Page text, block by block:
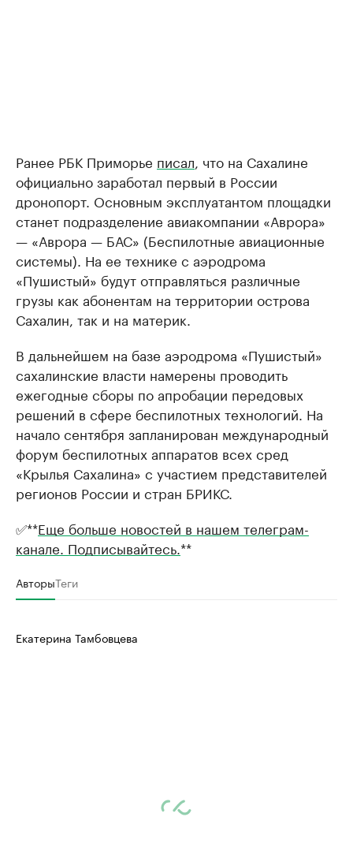
Ранее РБК Приморье писал , что на Сахалине
официально заработал первый в России
дронопорт. Основным эксплуатантом площадки
станет подразделение авиакомпании «Аврора»
— «Аврора — БАС» (Беспилотные авиационные
системы). На ее технике с аэродрома
«Пушистый» будут отправляться различные
грузы как абонентам на территории острова
Сахалин, так и на материк.
В дальнейшем на базе аэродрома «Пушистый»
сахалинские власти намерены проводить
ежегодные сборы по апробации передовых
решений в сфере беспилотных технологий. На
начало сентября запланирован международный
форум беспилотных аппаратов всех сред
«Крылья Сахалина» с участием представителей
регионов России и стран БРИКС.
✅**Еще больше новостей в нашем телеграм-
канале. Подписывайтесь. **
АвторыТеги
Екатерина Тамбовцева